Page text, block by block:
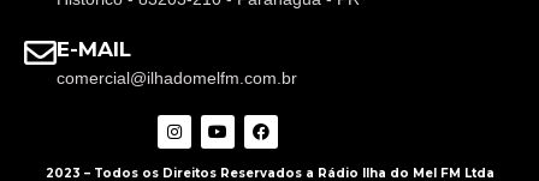
E-MAIL
comercial@ilhadomelfm.com.br
2023 – Todos os Direitos Reservados a Rádio Ilha do Mel FM Ltda